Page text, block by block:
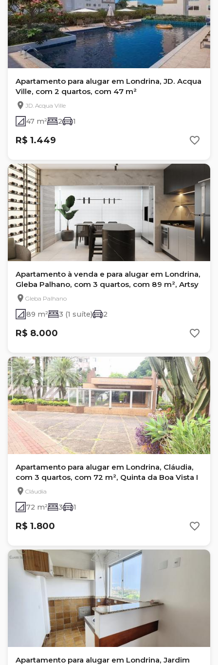
Apartamento para alugar em Londrina, JD. Acqua
Ville, com 2 quartos, com 47 m²
JD. Acqua Ville
47 m² 2 1
R$ 1.449
Apartamento à venda e para alugar em Londrina,
Gleba Palhano, com 3 quartos, com 89 m², Artsy
Gleba Palhano
89 m² 3 (1 suíte) 2
R$ 8.000
Apartamento para alugar em Londrina, Cláudia,
com 3 quartos, com 72 m², Quinta da Boa Vista I
Cláudia
72 m² 3 1
R$ 1.800
Apartamento para alugar em Londrina, Jardim